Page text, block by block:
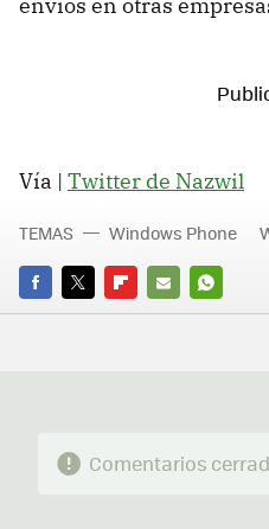
Vía | Twitter de Nazwil
FACEBOOK
TWITTERFLIPBOARD
E-
TEMAS Windows Phone
Comentarios